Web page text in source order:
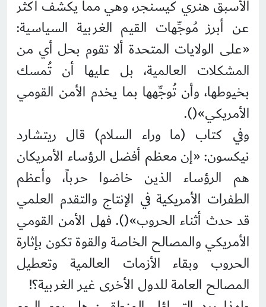
الأسبق هنري كيسنجر، وهي مما يكشف أكثر
عن أبرز مُوجِّهات القيم الغربية السياسية:
«على الولايات المتحدة ألا تقوم بحل أي من
المشكلات العالمية، بل عليها أن تُمسك
بخيوطها، وأن تُوجِّهها بما يخدم الأمن القومي
الأمريكي»().
وفي كتاب (ما وراء السلام) قال ريتشارد
نيكسون: «إن معظم أفضل الرؤساء الأمريكان
هم الرؤساء الذين خاضوا حرباً، وأعظم
الطفرات الأمريكية في الإنتاج والتقدم العلمي
قد حدث أثناء الحروب»(). فهل الأمن القومي
الأمريكي والمصالح الخاصة والقوة تكون بإثارة
الحروب وبقاء الأزمات العالمية وتعطيل
المصالح العامة للدول الأخرى غير الغربية؟!